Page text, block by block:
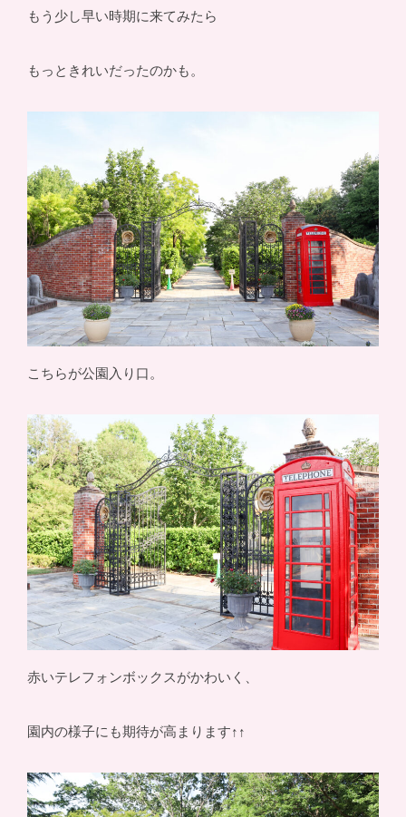
もう少し早い時期に来てみたら
もっときれいだったのかも。
こちらが公園入り口。
赤いテレフォンボックスがかわいく、
園内の様子にも期待が高まります↑↑